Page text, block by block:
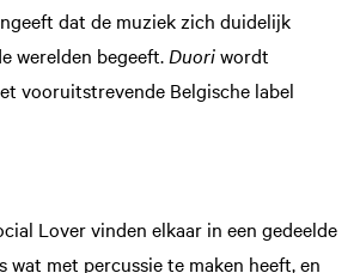
dat de muziek zich duidelijk
werelden begeeft. Duoriwordt
vooruitstrevende Belgische label
Lover vinden elkaar in een gedeelde
wat met percussie te maken heeft, en